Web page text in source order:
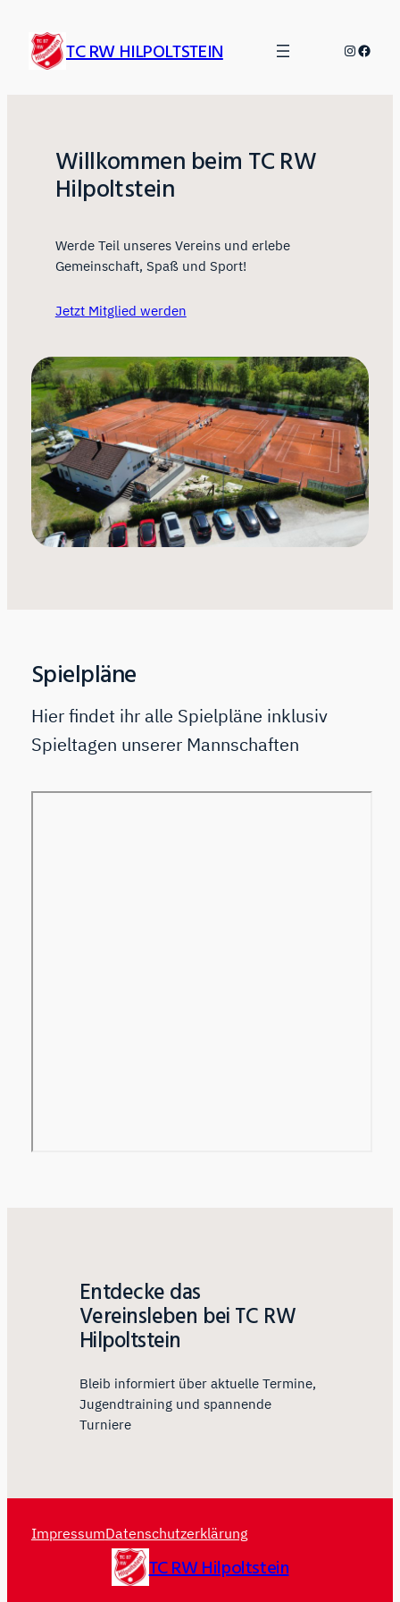
Inhalt
springen TC RW HILPOLTSTEIN
Willkommen beim TC RW
Hilpoltstein
Werde Teil unseres Vereins und erlebe
Gemeinschaft, Spaß und Sport!
Jetzt Mitglied werden
Spielpläne
Hier findet ihr alle Spielpläne inklusiv
Spieltagen unserer Mannschaften
Entdecke das
Vereinsleben bei TC RW
Hilpoltstein
Bleib informiert über aktuelle Termine,
Jugendtraining und spannende
Turniere
ImpressumDatenschutzerklärung
TC RW Hilpoltstein